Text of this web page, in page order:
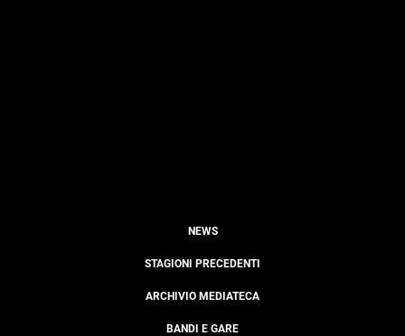
NEWS
STAGIONI PRECEDENTI
ARCHIVIO MEDIATECA
BANDI E GARE